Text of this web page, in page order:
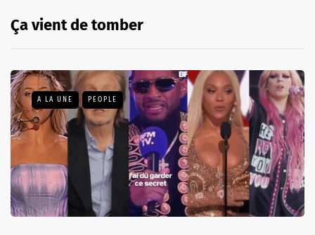
Ça vient de tomber
A LA UNE PEOPLE